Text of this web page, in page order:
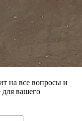
на все вопросы и
вашего